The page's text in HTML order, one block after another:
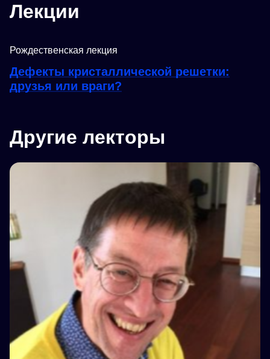
Лекции
Рождественская лекция
Дефекты кристаллической решетки:
друзья или враги?
Другие лекторы